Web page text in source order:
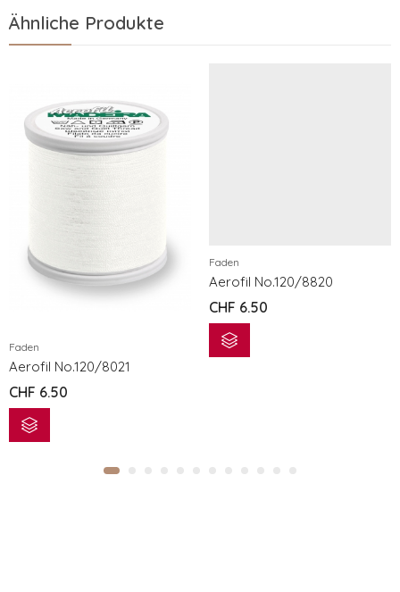
Ähnliche Produkte
Faden
Aerofil No.120/8021
CHF 6.50
Faden
Aerofil No.120/8820
CHF 6.50